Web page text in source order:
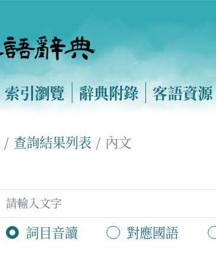
索引瀏覽 辭典附錄 客語資源
查詢結果列表 內文
詞目音讀 對應國語